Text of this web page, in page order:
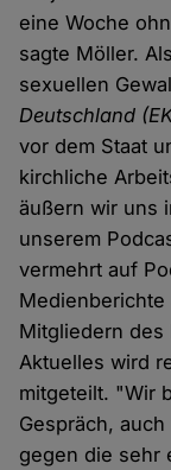
eine Woche
sagte Möller.
sexuellen
Deutschland
vor dem Staat
kirchliche
äußern wir uns
unserem
vermehrt auf
Mitgliedern des
Aktuelles wird
mitgeteilt. "Wir
Gespräch,
gegen die sehr